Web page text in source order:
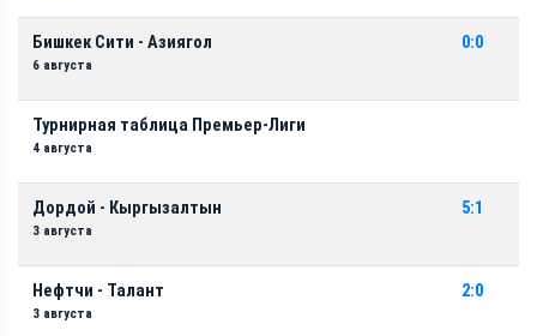
Бишкек Сити - Азиягол
6 августа
0:0
Турнирная таблица Премьер-Лиги
4 августа
Дордой - Кыргызалтын
3 августа
5:1
Нефтчи - Талант
3 августа
2:0